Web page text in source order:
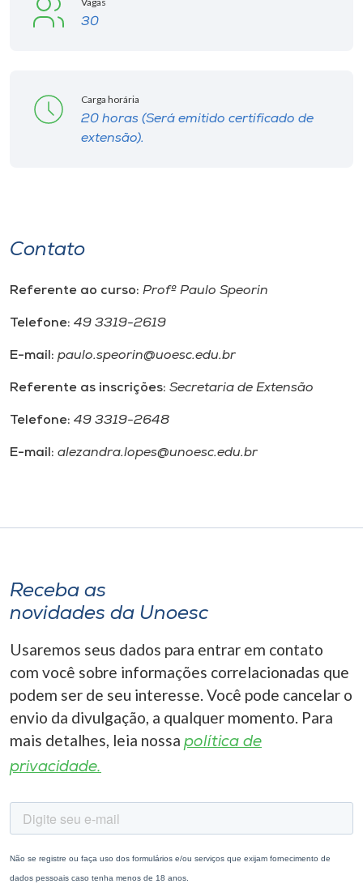
30
Carga horária
20 horas (Será emitido certificado de
extensão).
Contato
Referente ao curso: Profº Paulo Speorin
Telefone: 49 3319-2619
E-mail: paulo.speorin@uoesc.edu.br
Referente as inscrições: Secretaria de Extensão
Telefone: 49 3319-2648
E-mail: alezandra.lopes@unoesc.edu.br
Receba as
novidades da Unoesc
Usaremos seus dados para entrar em contato
com você sobre informações correlacionadas que
podem ser de seu interesse. Você pode cancelar o
envio da divulgação, a qualquer momento. Para
mais detalhes, leia nossa política de
privacidade.